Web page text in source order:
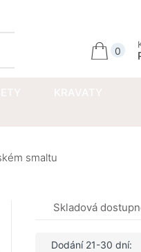
0
smaltu
Skladová
Dodání 21-30 dní: